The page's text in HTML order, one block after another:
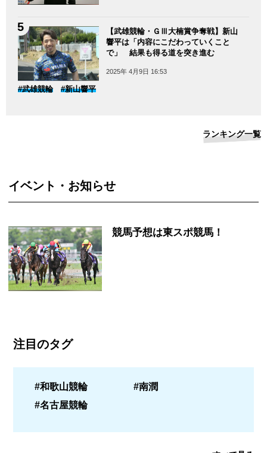
【武雄競輪・ＧⅢ大楠賞争奪戦】新山
響平は「内容にこだわっていくこと
で」 結果も得る道を突き進む
2025年 4月9日 16:53
#武雄競輪 #新山響平
ランキング一覧
イベント・お知らせ
競馬予想は東スポ競馬！
注目のタグ
#和歌山競輪
#南潤
#名古屋競輪